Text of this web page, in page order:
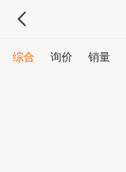
综合 询价 销量